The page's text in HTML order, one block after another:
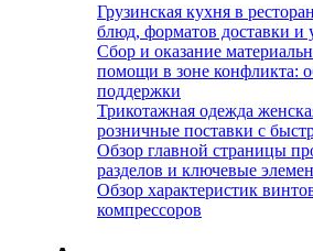
Грузинская кухня в
блюд, форматов доставки и
Сбор и оказание
помощи в зоне конфликта:
поддержки
Трикотажная одежда
розничные поставки с
Обзор главной страницы
разделов и ключевые
Обзор характеристик
компрессоров